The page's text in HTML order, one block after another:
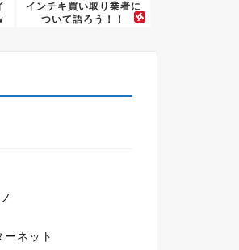
インチキ買い取り業者に
ついて語ろう！！
ーネット